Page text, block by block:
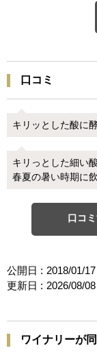
口コミ
キリッとした酸に
キリっとした細い
春夏の暑い時期に
口コ
公開日 : 2018/01/17
更新日 : 2026/08/08
ワイナリーが